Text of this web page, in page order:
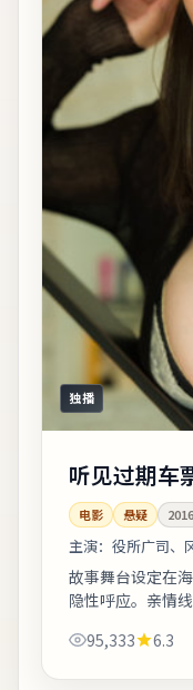
独播
听见过期车
电影 悬疑 2016
主演： 役所广司、
故事舞台设定在
隐性呼应。亲情
许多种答案。《
95,333 6.3